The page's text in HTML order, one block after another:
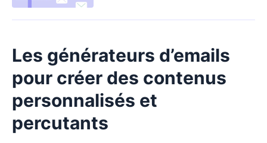
Les générateurs d’emails
pour créer des contenus
personnalisés et
percutants